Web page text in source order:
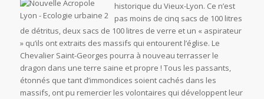
historique du Vieux-Lyon. Ce n’est
pas moins de cinq sacs de 100 litres
de détritus, deux sacs de 100 litres de verre et un « aspirateur
» qu’ils ont extraits des massifs qui entourent l’église. Le
Chevalier Saint-Georges pourra à nouveau terrasser le
dragon dans une terre saine et propre ! Tous les passants,
étonnés que tant d’immondices soient cachés dans les
massifs, ont pu remercier les volontaires qui développent leur